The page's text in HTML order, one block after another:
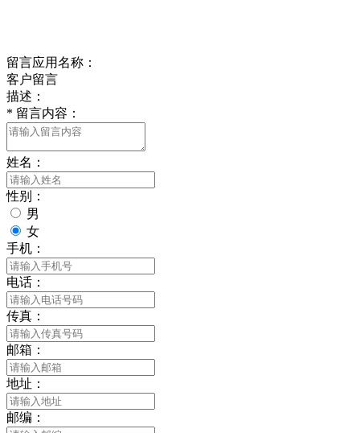
留言应用名称：
客户留言
描述：
* 留言内容：
姓名：
性别：
男
女
手机：
电话：
传真：
邮箱：
地址：
邮编：